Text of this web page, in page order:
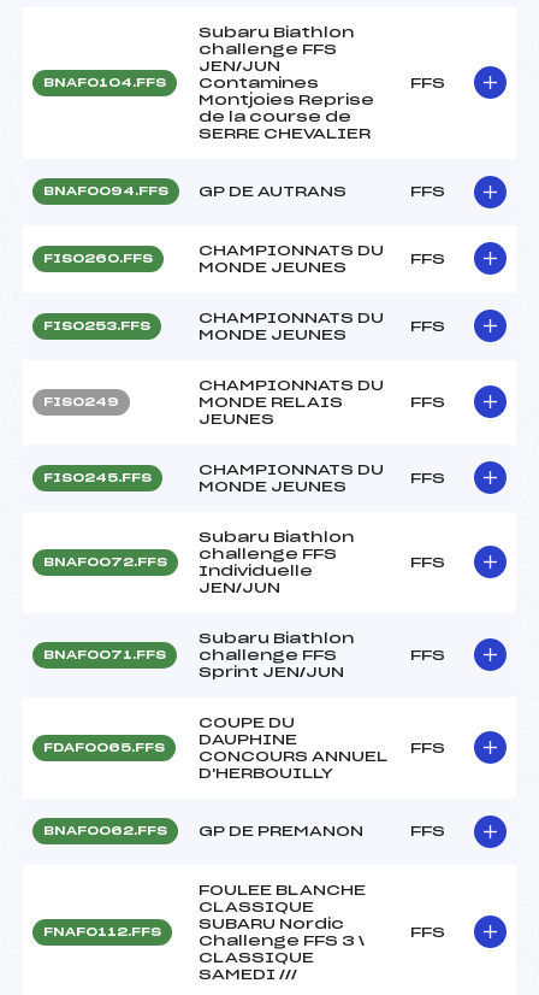
BNAF0104.FFS
Subaru Biathlon
challenge FFS
JEN/JUN
Contamines
Montjoies Reprise
de la course de
SERRE CHEVALIER
FFS
BNAF0094.FFS GP DE AUTRANS FFS
FIS0260.FFS
CHAMPIONNATS DU
MONDE JEUNES
FFS
FIS0253.FFS
CHAMPIONNATS DU
MONDE JEUNES
FFS
FIS0249
CHAMPIONNATS DU
MONDE RELAIS
JEUNES
FFS
FIS0245.FFS
CHAMPIONNATS DU
MONDE JEUNES
FFS
BNAF0072.FFS
Subaru Biathlon
challenge FFS
Individuelle
JEN/JUN
FFS
BNAF0071.FFS
Subaru Biathlon
challenge FFS
Sprint JEN/JUN
FFS
FDAF0065.FFS
COUPE DU
DAUPHINE
CONCOURS ANNUEL
D'HERBOUILLY
FFS
BNAF0062.FFS GP DE PREMANON FFS
FNAF0112.FFS
FOULEE BLANCHE
CLASSIQUE
SUBARU Nordic
Challenge FFS 3 \
CLASSIQUE
SAMEDI ///
FFS